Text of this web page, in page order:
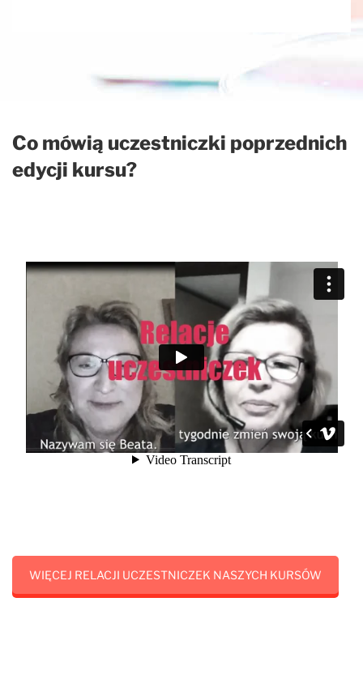
Co mówią uczestniczki poprzednich
edycji kursu?
WIĘCEJ RELACJI UCZESTNICZEK NASZYCH KURSÓW